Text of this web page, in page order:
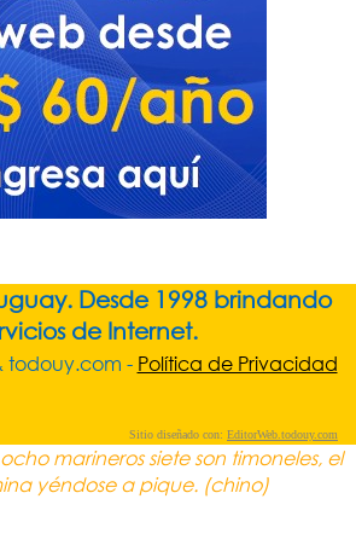
Desde 1998 brindando
de Internet.
todouy.com - Política de Privacidad
Sitio diseñado con: EditorWeb.todouy.com
marineros siete son timoneles, el
yéndose a pique. (chino)